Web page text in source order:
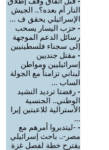
النار أم بعده؟.. الجيش
الإسرائيلي يحقق ف ...
- حزب اليسار يسحب
رسائل الدعم الموجهة
إلى سجناء فلسطينيين
- مقتل جنديين
إسرائيليين ومواطن
لبناني تزامناً مع الجولة
الساب ...
- رفضتا ترديد النشيد
الوطني.. الجنسية
الأسترالية للاعبتين إيرا
...
- -ليتدبروا أمرهم مع
مصر-.. باحث إسرائيلي
يقترح خطة لفصل غزة